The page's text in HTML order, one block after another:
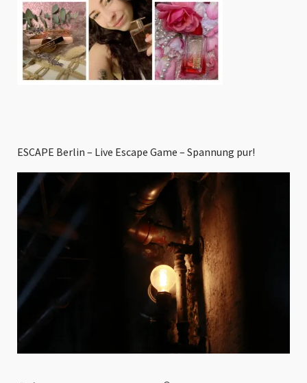
ESCAPE Berlin – Live Escape Game – Spannung pur!